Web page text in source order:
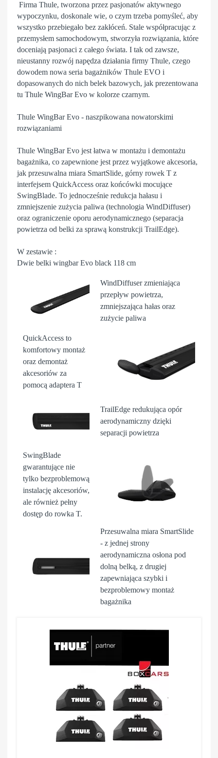
Firma Thule, tworzona przez pasjonatów aktywnego
wypoczynku, doskonale wie, o czym trzeba pomyśleć, aby
wszystko przebiegało bez zakłóceń. Stale współpracując z
przemysłem samochodowym, stworzyła rozwiązania, które
doceniają pasjonaci z całego świata. I tak od zawsze,
nieustanny rozwój napędza działania firmy Thule, czego
dowodem nowa seria bagażników Thule EVO i
dopasowanych do nich belek bazowych, jak prezentowana
tu Thule WingBar Evo w kolorze czarnym.
Thule WingBar Evo - naszpikowana nowatorskimi
rozwiązaniami
Thule WingBar Evo jest łatwa w montażu i demontażu
bagażnika, co zapewnione jest przez wyjątkowe akcesoria,
jak przesuwalna miara SmartSlide, górny rowek T z
interfejsem QuickAccess oraz końcówki mocujące
SwingBlade. To jednocześnie redukcja hałasu i
zmniejszenie zużycia paliwa (technologia WindDiffuser)
oraz ograniczenie oporu aerodynamicznego (separacja
powietrza od belki za sprawą konstrukcji TrailEdge).
W zestawie :
Dwie belki wingbar Evo black 118 cm
WindDiffuserzmieniająca
przepływ powietrza,
zmniejszająca hałas oraz
zużycie paliwa
QuickAccess to
komfortowy montaż
oraz demontaż
akcesoriów za
pomocą adaptera T
TrailEdge redukująca opór
aerodynamiczny dzięki
separacji powietrza
SwingBlade
gwarantujące nie
tylko bezproblemową
instalację akcesoriów,
ale również pełny
dostęp do rowka T.
Przesuwalna miara SmartSlide
- z jednej strony
aerodynamiczna osłona pod
dolną belką, z drugiej
zapewniająca szybki i
bezproblemowy montaż
bagażnika